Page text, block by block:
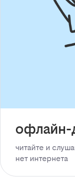
офлайн-
читайте и
нет интернета